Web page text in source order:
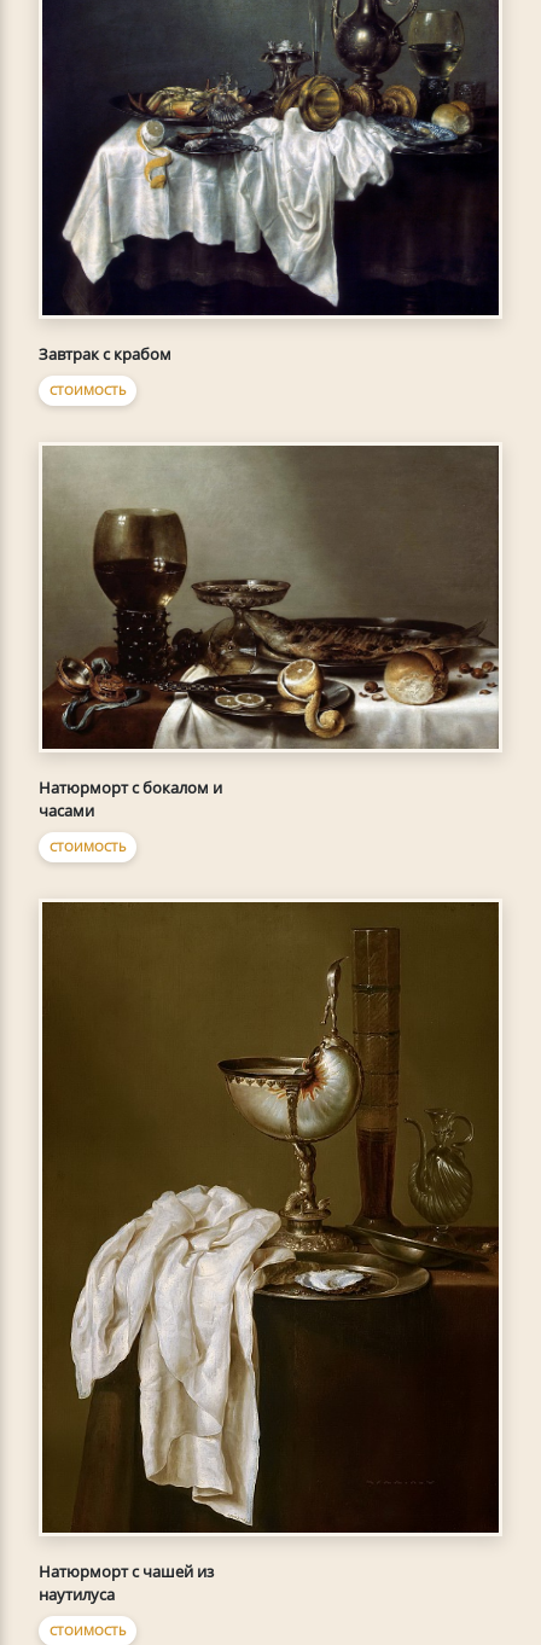
Завтрак с крабом
СТОИМОСТЬ
Натюрморт с бокалом и
часами
СТОИМОСТЬ
Натюрморт с чашей из
наутилуса
СТОИМОСТЬ